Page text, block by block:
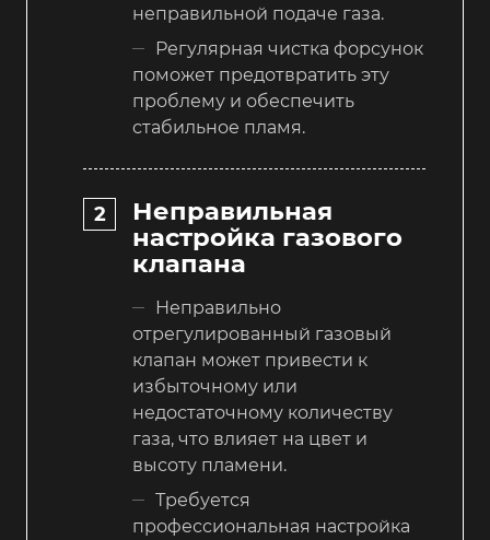
неправильной подаче газа.
Регулярная чистка форсунок
поможет предотвратить эту
проблему и обеспечить
стабильное пламя.
Неправильная
настройка газового
клапана
Неправильно
отрегулированный газовый
клапан может привести к
избыточному или
недостаточному количеству
газа, что влияет на цвет и
высоту пламени.
Требуется
профессиональная настройка